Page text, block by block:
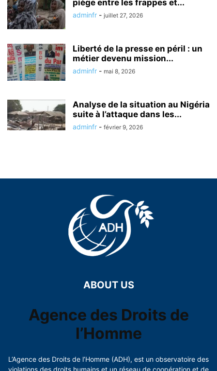
piège entre les frappes et...
adminfr - juillet 27, 2026
Liberté de la presse en péril : un
métier devenu mission...
adminfr - mai 8, 2026
Analyse de la situation au Nigéria
suite à l’attaque dans les...
adminfr - février 9, 2026
ABOUT US
Agence des Droits de
l’Homme
L’Agence des Droits de l’Homme (ADH), est un observatoire des
violations des droits humains et un réseau de coopération et de